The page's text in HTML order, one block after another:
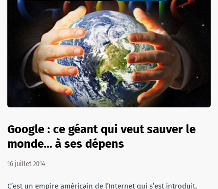
Google : ce géant qui veut sauver le
monde… à ses dépens
16 juillet 2014
C’est un empire américain de l’Internet qui s’est introduit,